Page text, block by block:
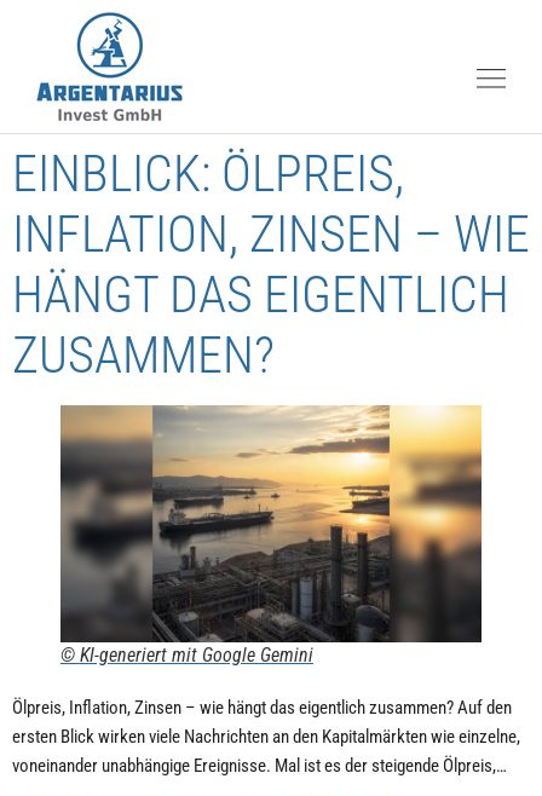
EINBLICK: ÖLPREIS,
INFLATION, ZINSEN – WIE
HÄNGT DAS EIGENTLICH
ZUSAMMEN?
© KI-generiert mit Google Gemini
Ölpreis, Inflation, Zinsen – wie hängt das eigentlich zusammen? Auf den
ersten Blick wirken viele Nachrichten an den Kapitalmärkten wie einzelne,
voneinander unabhängige Ereignisse. Mal ist es der steigende Ölpreis,…